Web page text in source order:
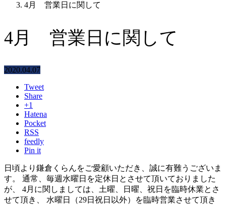
4月 営業日に関して
4月 営業日に関して
2020.04.07
Tweet
Share
+1
Hatena
Pocket
RSS
feedly
Pin it
日頃より鎌倉くらんをご愛顧いただき、誠に有難うございま
す。 通常、毎週水曜日を定休日とさせて頂いておりました
が、 4月に関しましては、土曜、日曜、祝日を臨時休業とさ
せて頂き、 水曜日（29日祝日以外）を臨時営業させて頂き